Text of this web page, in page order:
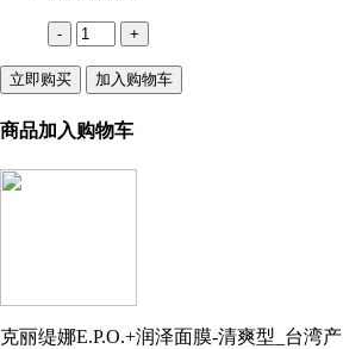
- +
立即购买 加入购物车
商品加入购物车
克丽缇娜E.P.O.+润泽面膜-清爽型_台湾产